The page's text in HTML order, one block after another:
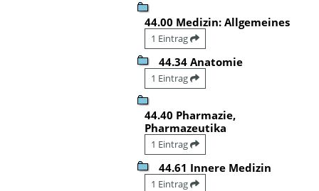
44.00 Medizin: Allgemeines
1 Eintrag
44.34 Anatomie
1 Eintrag
44.40 Pharmazie,
Pharmazeutika
1 Eintrag
44.61 Innere Medizin
1 Eintrag